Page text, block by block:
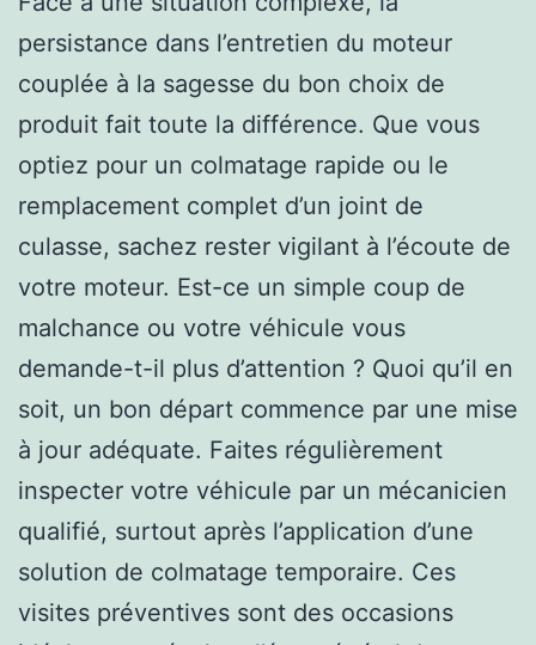
persistance dans l’entretien du moteur
couplée à la sagesse du bon choix de
produit fait toute la différence. Que vous
optiez pour un colmatage rapide ou le
remplacement complet d’un joint de
culasse, sachez rester vigilant à l’écoute de
votre moteur. Est-ce un simple coup de
malchance ou votre véhicule vous
demande-t-il plus d’attention ? Quoi qu’il en
soit, un bon départ commence par une mise
à jour adéquate. Faites régulièrement
inspecter votre véhicule par un mécanicien
qualifié, surtout après l’application d’une
solution de colmatage temporaire. Ces
visites préventives sont des occasions